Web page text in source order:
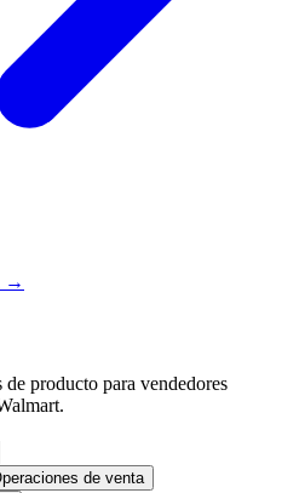
→
producto para vendedores
de venta